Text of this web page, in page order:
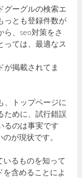
グーグルの検索エ
っとも登録件数が
ら、seo対策をさ
っては、最適なス
が掲載されてま
、トップページに
ために、試行錯誤
るのは事実です
が現状です。
るものを知って
含めることによ